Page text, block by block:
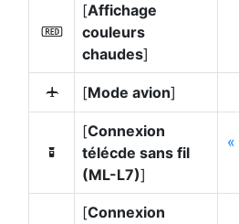
v
[Affichage
couleurs
chaudes]
u [Mode avion]
W
[Connexion
télécde sans fil
(ML-L7)]
[Connexion